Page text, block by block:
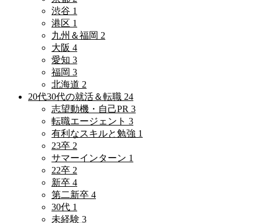
渋谷 1
港区 1
九州＆福岡 2
大阪 4
愛知 3
福岡 3
北海道 2
20代30代の就活＆転職 24
志望動機・自己PR 3
転職エージェント 3
有利なスキルと勉強 1
23卒 2
サマーインターン 1
22卒 2
新卒 4
第二新卒 4
30代 1
未経験 3